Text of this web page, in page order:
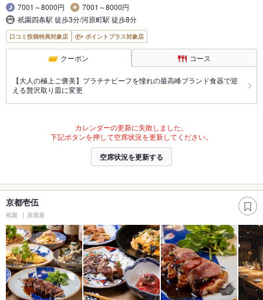
7001～8000円
7001～8000円
祇園四条駅 徒歩3分/河原町駅 徒歩8分
口コミ投稿特典対象店 ポイントプラス対象店
クーポン コース
【大人の極上ご褒美】プラチナビーフを憧れの最高峰ブランド食器で迎
える贅沢取り皿に変更
カレンダーの更新に失敗しました。
下記ボタンを押して空席状況を更新してください。
空席状況を更新する
京都壱伍
祇園 居酒屋